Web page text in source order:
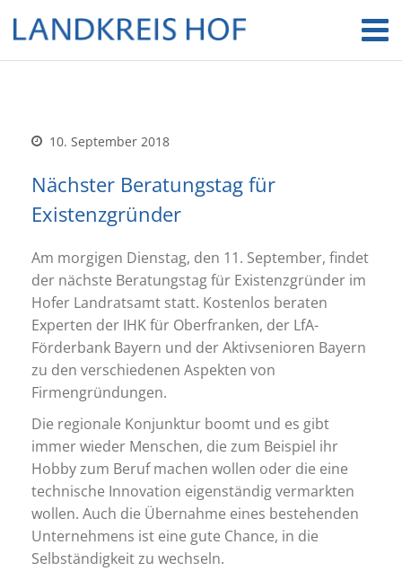
10. September 2018
Nächster Beratungstag für
Existenzgründer
Am morgigen Dienstag, den 11. September, findet
der nächste Beratungstag für Existenzgründer im
Hofer Landratsamt statt. Kostenlos beraten
Experten der IHK für Oberfranken, der LfA-
Förderbank Bayern und der Aktivsenioren Bayern
zu den verschiedenen Aspekten von
Firmengründungen.
Die regionale Konjunktur boomt und es gibt
immer wieder Menschen, die zum Beispiel ihr
Hobby zum Beruf machen wollen oder die eine
technische Innovation eigenständig vermarkten
wollen. Auch die Übernahme eines bestehenden
Unternehmens ist eine gute Chance, in die
Selbständigkeit zu wechseln.